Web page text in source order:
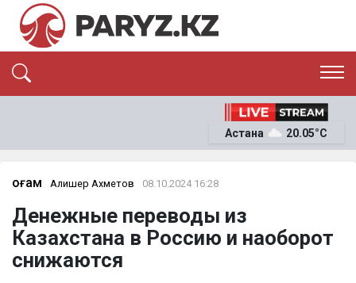
ЭКОНОМИКА
ОҚИҒА
News
Астана 20.05°C
Қоғам Алишер Ахметов 08.10.2024 16:28
Денежные переводы из
Казахстана в Россию и наоборот
снижаются